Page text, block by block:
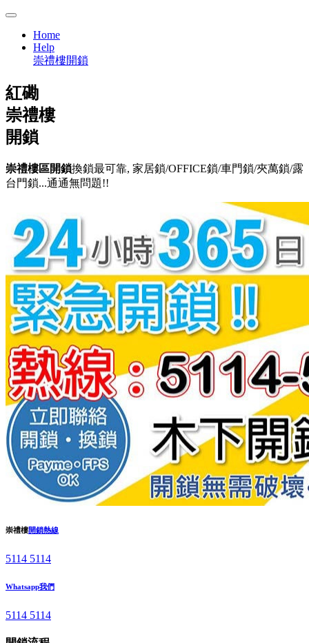
Home
Help
崇禮樓開鎖
紅磡
崇禮樓
開鎖
崇禮樓區開鎖換鎖最可靠, 家居鎖/OFFICE鎖/車門鎖/夾萬鎖/露
台門鎖...通通無問題!!
崇禮樓開鎖熱線
5114 5114
Whatsapp我們
5114 5114